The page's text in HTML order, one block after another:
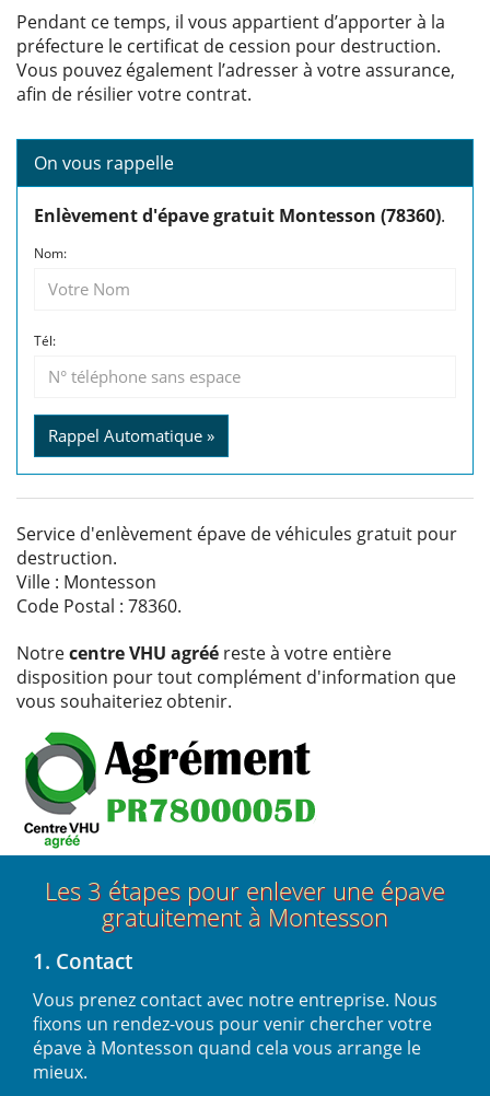
Pendant ce temps, il vous appartient d’apporter à la
préfecture le certificat de cession pour destruction.
Vous pouvez également l’adresser à votre assurance,
afin de résilier votre contrat.
On vous rappelle
Enlèvement d'épave gratuit Montesson (78360).
Nom:
Tél:
Rappel Automatique »
Service d'enlèvement épave de véhicules gratuit pour
destruction.
Ville : Montesson
Code Postal : 78360.
Notrecentre VHU agréé reste à votre entière
disposition pour tout complément d'information que
vous souhaiteriez obtenir.
Les 3 étapes pour enlever une épave
gratuitement à Montesson
1. Contact
Vous prenez contact avec notre entreprise. Nous
fixons un rendez-vous pour venir chercher votre
épave à Montesson quand cela vous arrange le
mieux.